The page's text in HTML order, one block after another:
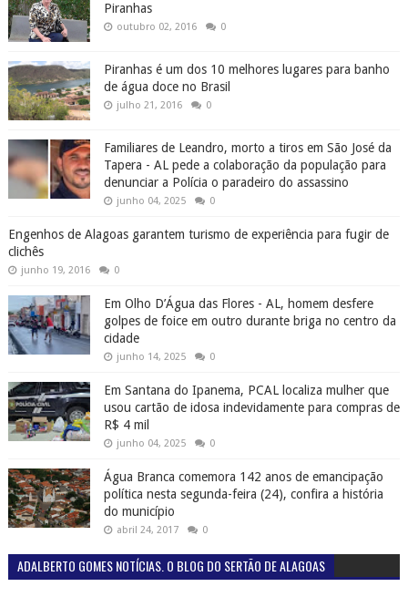
Piranhas
outubro 02, 2016 0
Piranhas é um dos 10 melhores lugares para banho
de água doce no Brasil
julho 21, 2016 0
Familiares de Leandro, morto a tiros em São José da
Tapera - AL pede a colaboração da população para
denunciar a Polícia o paradeiro do assassino
junho 04, 2025 0
Engenhos de Alagoas garantem turismo de experiência para fugir de
clichês
junho 19, 2016 0
Em Olho D’Água das Flores - AL, homem desfere
golpes de foice em outro durante briga no centro da
cidade
junho 14, 2025 0
Em Santana do Ipanema, PCAL localiza mulher que
usou cartão de idosa indevidamente para compras de
R$ 4 mil
junho 04, 2025 0
Água Branca comemora 142 anos de emancipação
política nesta segunda-feira (24), confira a história
do município
abril 24, 2017 0
ADALBERTO GOMES NOTÍCIAS. O BLOG DO SERTÃO DE ALAGOAS